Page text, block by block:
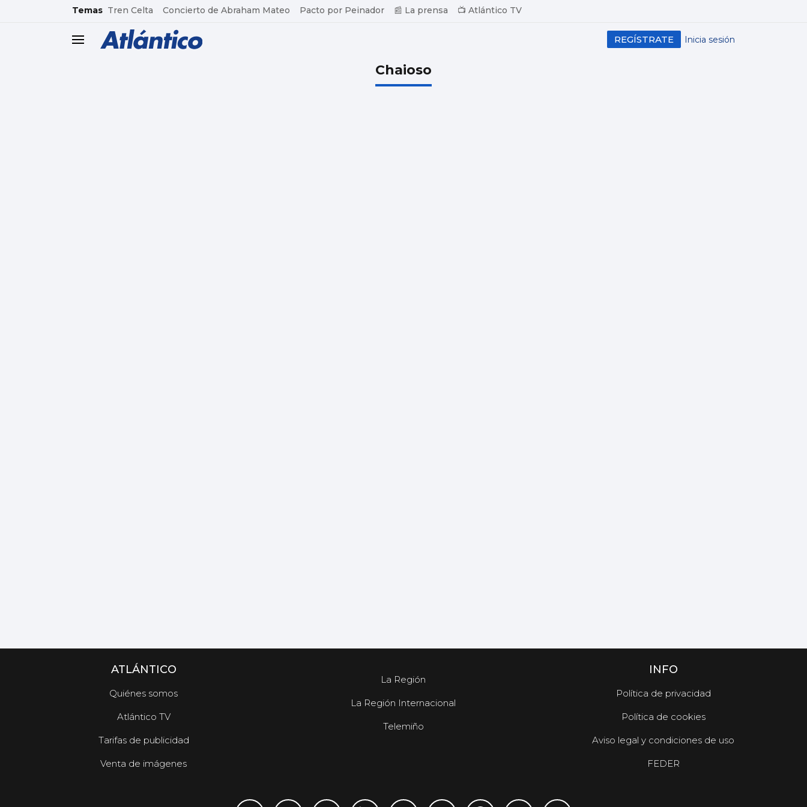
common.go-to-content
Temas Tren Celta Concierto de Abraham Mateo Pacto por Peinador 📰 La prensa 📺 Atlántico TV
header.menu.open Inicia sesión
REGÍSTRATE
Chaioso
ATLÁNTICO
Quiénes somos
Atlántico TV
Tarifas de publicidad
Venta de imágenes
La Región
La Región Internacional
Telemiño
INFO
Política de privacidad
Política de cookies
Aviso legal y condiciones de uso
FEDER